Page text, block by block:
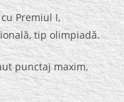
Premiul I,
tip olimpiadă.
punctaj maxim,